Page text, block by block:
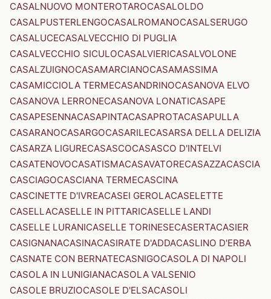
CASALNUOVO MONTEROTAROCASALOLDO
CASALPUSTERLENGOCASALROMANOCASALSERUGO
CASALUCECASALVECCHIO DI PUGLIA
CASALVECCHIO SICULOCASALVIERICASALVOLONE
CASALZUIGNOCASAMARCIANOCASAMASSIMA
CASAMICCIOLA TERMECASANDRINOCASANOVA ELVO
CASANOVA LERRONECASANOVA LONATICASAPE
CASAPESENNACASAPINTACASAPROTACASAPULLA
CASARANOCASARGOCASARILECASARSA DELLA DELIZIA
CASARZA LIGURECASASCOCASASCO D'INTELVI
CASATENOVOCASATISMACASAVATORECASAZZACASCIA
CASCIAGOCASCIANA TERMECASCINA
CASCINETTE D'IVREACASEI GEROLACASELETTE
CASELLACASELLE IN PITTARICASELLE LANDI
CASELLE LURANICASELLE TORINESECASERTACASIER
CASIGNANACASINACASIRATE D'ADDACASLINO D'ERBA
CASNATE CON BERNATECASNIGOCASOLA DI NAPOLI
CASOLA IN LUNIGIANACASOLA VALSENIO
CASOLE BRUZIOCASOLE D'ELSACASOLI